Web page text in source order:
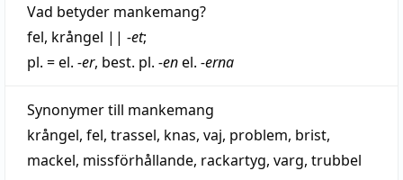
Vad betyder mankemang?
fel, krångel || -et;
pl. = el. -er, best. pl. -enel. -erna
Synonymer till mankemang
krångel, fel, trassel, knas, vaj, problem, brist,
mackel, missförhållande, rackartyg, varg, trubbel